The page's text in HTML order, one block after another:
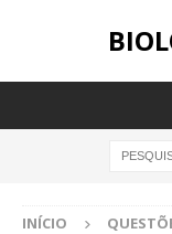
INÍCIO